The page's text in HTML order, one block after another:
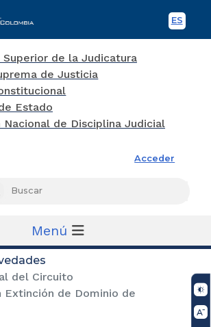
ES
Acceder
Buscar
Menú
del Circuito
Extinción de Dominio de